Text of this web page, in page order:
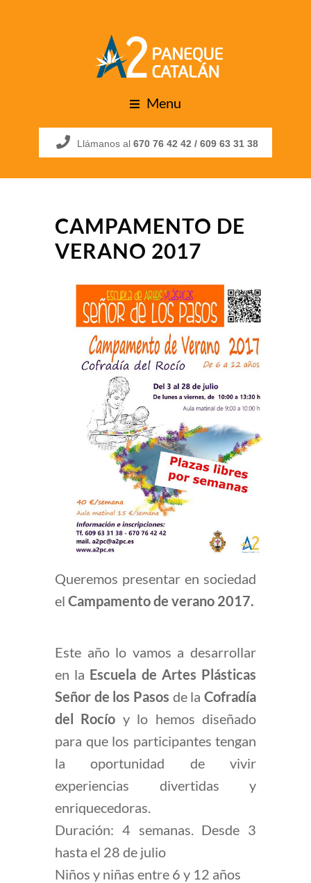
Menu
Llámanos al 670 76 42 42 / 609 63 31 38
CAMPAMENTO DE
VERANO 2017
Queremos presentar en sociedad
el Campamento de verano 2017.
Este año lo vamos a desarrollar
en la Escuela de Artes Plásticas
Señor de los Pasos de la Cofradía
del Rocío y lo hemos diseñado
para que los participantes tengan
la oportunidad de vivir
experiencias divertidas y
enriquecedoras.
Duración: 4 semanas. Desde 3
hasta el 28 de julio
Niños y niñas entre 6 y 12 años